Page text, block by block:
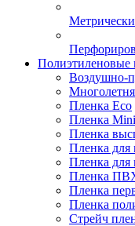
Полиэтиленовые
Воздушно-
Пленка Eco
Пленка Mini
Пленка
Пленка для
Пленка для
Пленка
Пленка
Пленка
Стрейч